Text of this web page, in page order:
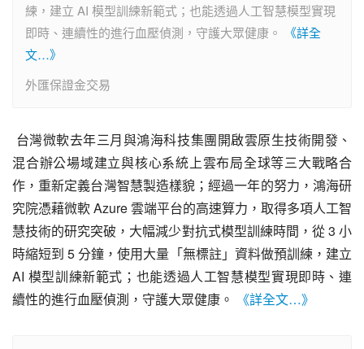
練，建立 AI 模型訓練新範式；也能透過人工智慧模型實現
即時、連續性的進行血壓偵測，守護大眾健康。
《詳全
文…》
外匯保證金交易
混合辦公場域建立與核心系統上雲布局全球等三大戰略合
作，重新定義台灣智慧製造樣貌；經過一年的努力，鴻海研
究院憑藉微軟 Azure 雲端平台的高速算力，取得多項人工智
慧技術的研究突破，大幅減少對抗式模型訓練時間，從 3 小
時縮短到 5 分鐘，使用大量「無標註」資料做預訓練，建立
AI 模型訓練新範式；也能透過人工智慧模型實現即時、連
續性的進行血壓偵測，守護大眾健康。
《詳全文…》